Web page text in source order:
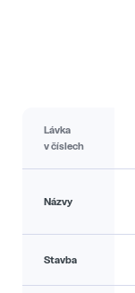
Lávka
v číslech
Názvy
Stavba